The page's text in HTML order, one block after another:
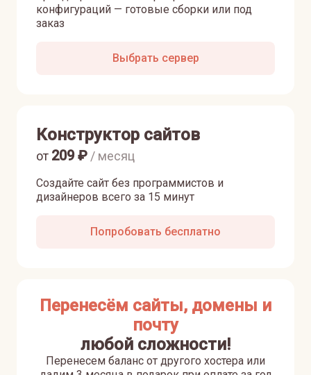
конфигураций — готовые сборки или под
заказ
Выбрать сервер
Конструктор сайтов
Создайте сайт без программистов и
дизайнеров всего за 15 минут
от 209₽ / месяц
Попробовать бесплатно
Перенесём сайты, домены и
почту
любой сложности!
Перенесем баланс от другого хостера или